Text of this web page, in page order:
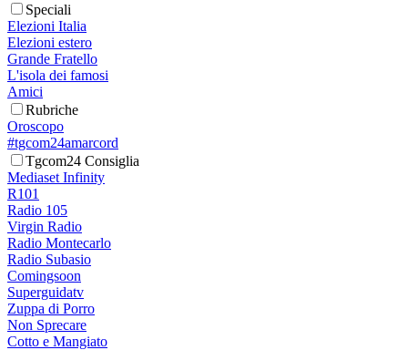
Speciali
Elezioni Italia
Elezioni estero
Grande Fratello
L'isola dei famosi
Amici
Rubriche
Oroscopo
#tgcom24amarcord
Tgcom24 Consiglia
Mediaset Infinity
R101
Radio 105
Virgin Radio
Radio Montecarlo
Radio Subasio
Comingsoon
Superguidatv
Zuppa di Porro
Non Sprecare
Cotto e Mangiato